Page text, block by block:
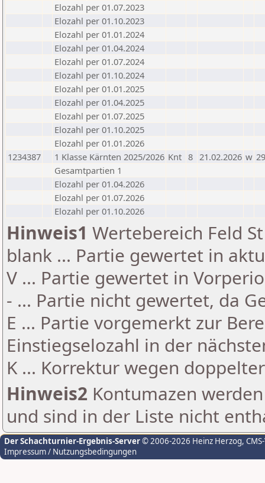
Elozahl per 01.07.2023
Elozahl per 01.10.2023
Elozahl per 01.01.2024
Elozahl per 01.04.2024
Elozahl per 01.07.2024
Elozahl per 01.10.2024
Elozahl per 01.01.2025
Elozahl per 01.04.2025
Elozahl per 01.07.2025
Elozahl per 01.10.2025
Elozahl per 01.01.2026
1234387
1 Klasse Kärnten 2025/2026 Knt 8 21.02.2026 w 29
Gesamtpartien 1
Elozahl per 01.04.2026
Elozahl per 01.07.2026
Elozahl per 01.10.2026
Hinweis1 Wertebereich Feld
blank ... Partie gewertet in
V ... Partie gewertet in
- ... Partie nicht gewertet, da
E ... Partie vorgemerkt zur
Einstiegselozahl in der
K ... Korrektur wegen
Hinweis2 Kontumazen
und sind in der Liste nicht
Der Schachturnier-Ergebnis-Server© 2006-2026 Heinz Herzog,
Impressum / Nutzungsbedingungen